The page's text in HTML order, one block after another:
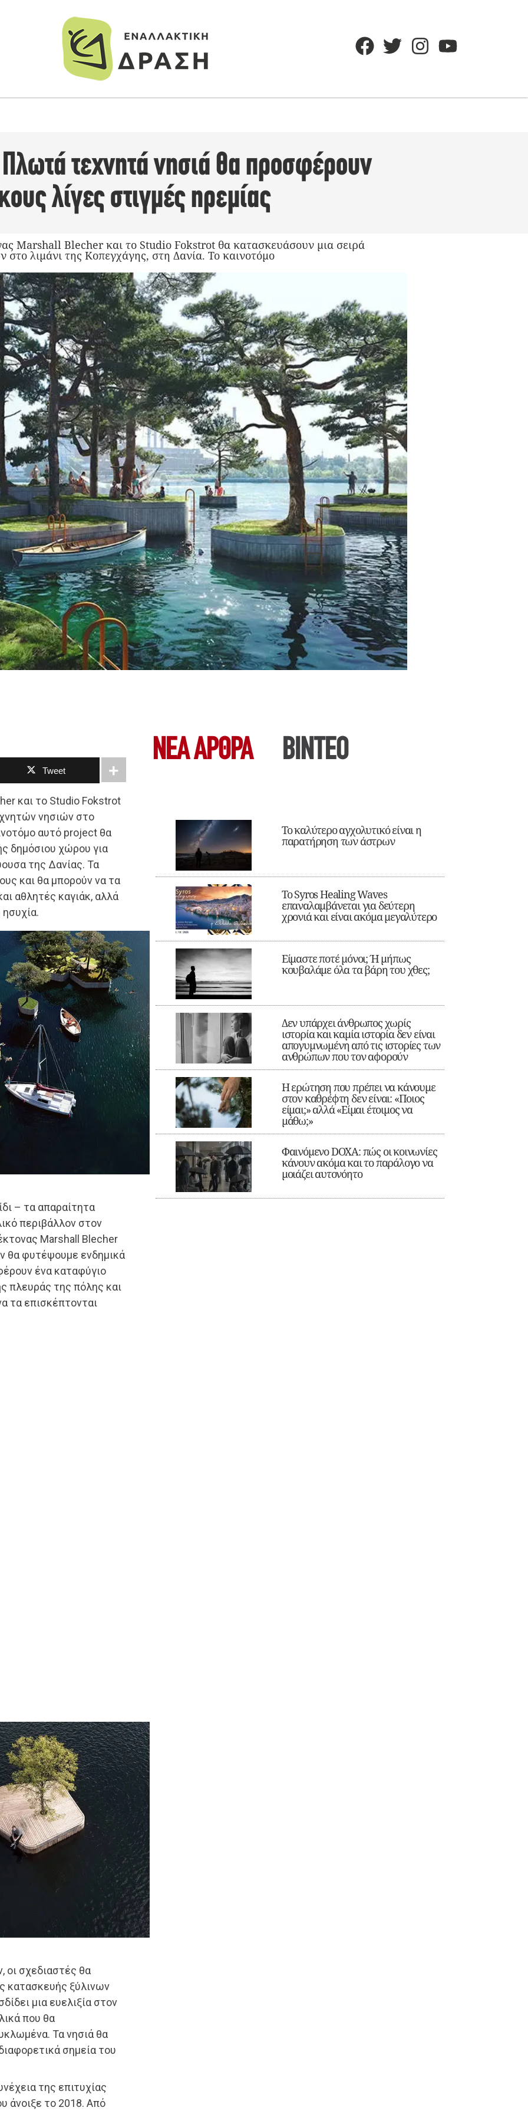
τεχνητά νησιά θα προσφέρουν
λίγες στιγμές ηρεμίας
Marshall Blecher και το Studio Fokstrot θα κατασκευάσουν μια σειρά
λιμάνι της Κοπεγχάγης, στη Δανία. Το καινοτόμο
Tweet
και το Studio Fokstrot
νησιών στο
αυτό project θα
δημόσιου χώρου για
της Δανίας. Τα
και θα μπορούν να τα
αθλητές καγιάκ, αλλά
– τα απαραίτητα
περιβάλλον στον
Marshall Blecher
θα φυτέψουμε ενδημικά
ένα καταφύγιο
πλευράς της πόλης και
τα επισκέπτονται
οι σχεδιαστές θα
κατασκευής ξύλινων
μια ευελιξία στον
που θα
Τα νησιά θα
σημεία του
της επιτυχίας
άνοιξε το 2018. Από
ΝΕΑ ΆΡΘΡΑ ΒΙΝΤΕΟ
Το καλύτερο αγχολυτικό είναι η
παρατήρηση των άστρων
Το Syros Healing Waves
επαναλαμβάνεται για δεύτερη
χρονιά και είναι ακόμα μεγαλύτερο
Είμαστε ποτέ μόνοι; Ή μήπως
κουβαλάμε όλα τα βάρη του χθες;
Δεν υπάρχει άνθρωπος χωρίς
ιστορία και καμία ιστορία δεν είναι
απογυμνωμένη από τις ιστορίες των
ανθρώπων που τον αφορούν
Η ερώτηση που πρέπει να κάνουμε
στον καθρέφτη δεν είναι: «Ποιος
είμαι;» αλλά «Είμαι έτοιμος να
μάθω;»
Φαινόμενο DOXA: πώς οι κοινωνίες
κάνουν ακόμα και το παράλογο να
μοιάζει αυτονόητο